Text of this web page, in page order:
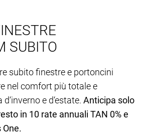
SUBITO
subito finestre e portoncini
nel comfort più totale e
e d‘estate. Anticipa solo
in 10 rate annuali TAN 0% e
One.